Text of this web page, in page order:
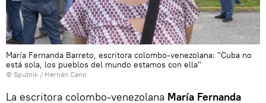
María Fernanda Barreto, escritora colombo-venezolana: "Cuba no
está sola, los pueblos del mundo estamos con ella"
© Sputnik / Hernán Cano
La escritora colombo-venezolana María Fernanda